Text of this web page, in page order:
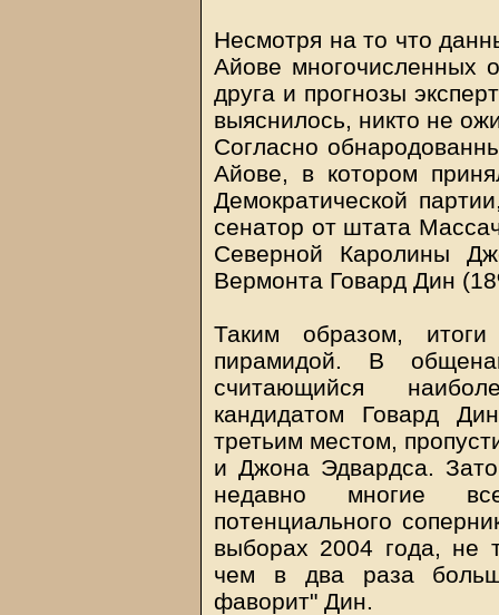
Несмотря на то что
Айове многочисленных
друга и прогнозы
выяснилось, никто не
Согласно
Айове, в котором
Демократической
сенатор от штата
Северной Каролины
Вермонта Говард Дин
Таким образом, итоги
пирамидой. В
считающийся
кандидатом Говард
третьим местом,
и Джона Эдвардса.
недавно многие
потенциального
выборах 2004 года, не
чем в два раза
фаворит" Дин.